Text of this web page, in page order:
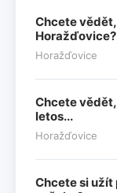
Chcete
Horažďovice?
Horažďovice
Chcete
letos...
Horažďovice
Chcete si užít